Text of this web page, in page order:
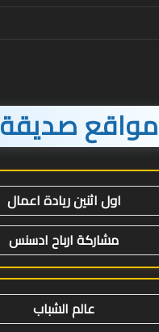
مواقع صديقة
اول اثنين ريادة اعمال
مشاركة ارباح ادسنس
عالم الشباب